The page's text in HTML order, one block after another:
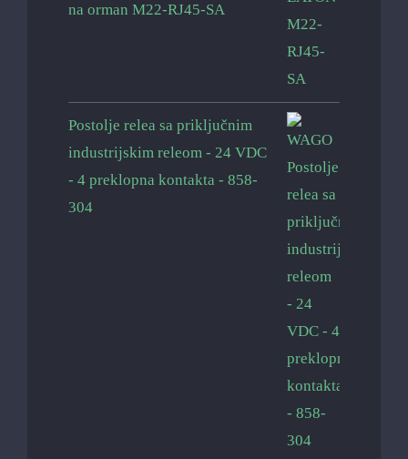
na orman M22-RJ45-SA
Postolje relea sa priključnim
industrijskim releom - 24 VDC
- 4 preklopna kontakta - 858-
304